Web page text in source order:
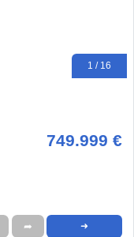
1 / 16
749.999 €
➦ ➜